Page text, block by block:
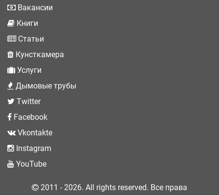
Вакансии
Книги
Статьи
Кунсткамера
Услуги
Дымовые трубы
Twitter
Facebook
Vkontakte
Instagram
YouTube
2011 - 2026. All rights reserved. Все права